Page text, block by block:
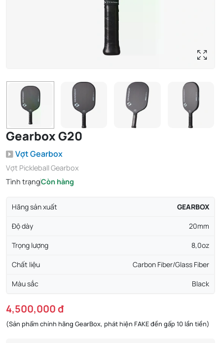
Gearbox G20
Vợt Gearbox
Vợt Pickleball Gearbox
Tình trạngCòn hàng
Hãng sản xuất GEARBOX
Độ dày 20mm
Trọng lượng 8,0oz
Chất liệu Carbon Fiber/Glass Fiber
Màu sắc Black
4,500,000 đ
(Sản phẩm chính hãng GearBox, phát hiện FAKE đền gấp 10 lần tiền)